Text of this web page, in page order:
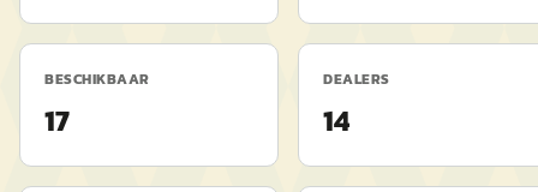
BESCHIKBAAR
17
DEALERS
14